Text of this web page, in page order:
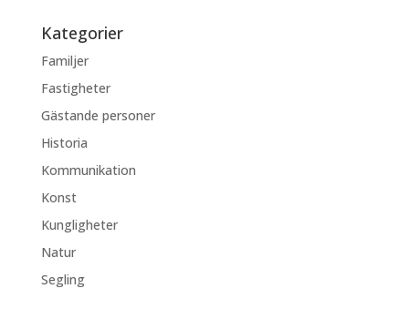
Kategorier
Familjer
Fastigheter
Gästande personer
Historia
Kommunikation
Konst
Kungligheter
Natur
Segling